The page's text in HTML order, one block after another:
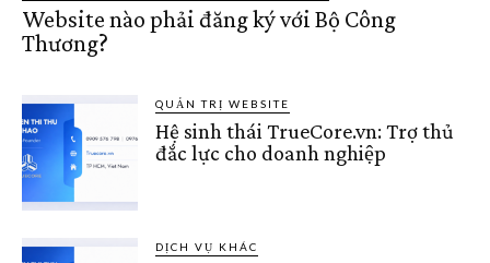
Website nào phải đăng ký với Bộ Công
Thương?
QUẢN TRỊ WEBSITE
Hệ sinh thái TrueCore.vn: Trợ thủ
đắc lực cho doanh nghiệp
DỊCH VỤ KHÁC